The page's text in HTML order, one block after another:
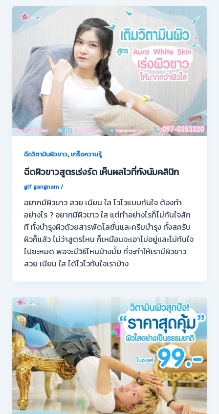
ฉีดวิตามินผิวขาว,เกร็ดความรู้
ฉีดผิวขาวสูตรเร่งรัด เห็นผลไวที่กังนัมคลินิก
gif gangnam/
อยากมีผิวขาว สวย เนียน ใส ไวไวแบบทันใจ ต้องทำ
อย่างไร ? อยากมีผิวขาว ใส แต่ทำอย่างไรก็ไม่ทันใจสัก
ที ทั้งบำรุงผิวด้วยสารพัดโลชั่นและครีมบำรุง ทั้งสครับ
ผิวก็แล้ว ไม่ว่าสูตรไหน ก็เหมือนจะเอาไม่อยู่และไม่ทันใจ
ไปซะหมด พอจะมีวิธีไหนบ้างมั้ย ที่จะทำให้เรามีผิวขาว
สวย เนียน ใส ได้ไวไวทันใจเราบ้าง